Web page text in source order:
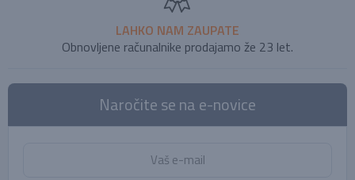
LAHKO NAM ZAUPATE
Obnovljene računalnike prodajamo že 23 let.
Naročite se na e-novice